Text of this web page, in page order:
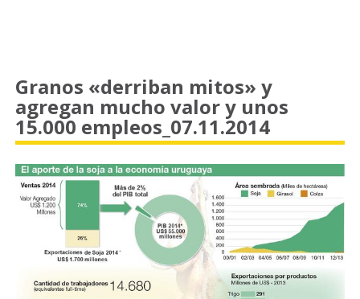
Granos «derriban mitos» y
agregan mucho valor y unos
15.000 empleos_07.11.2014